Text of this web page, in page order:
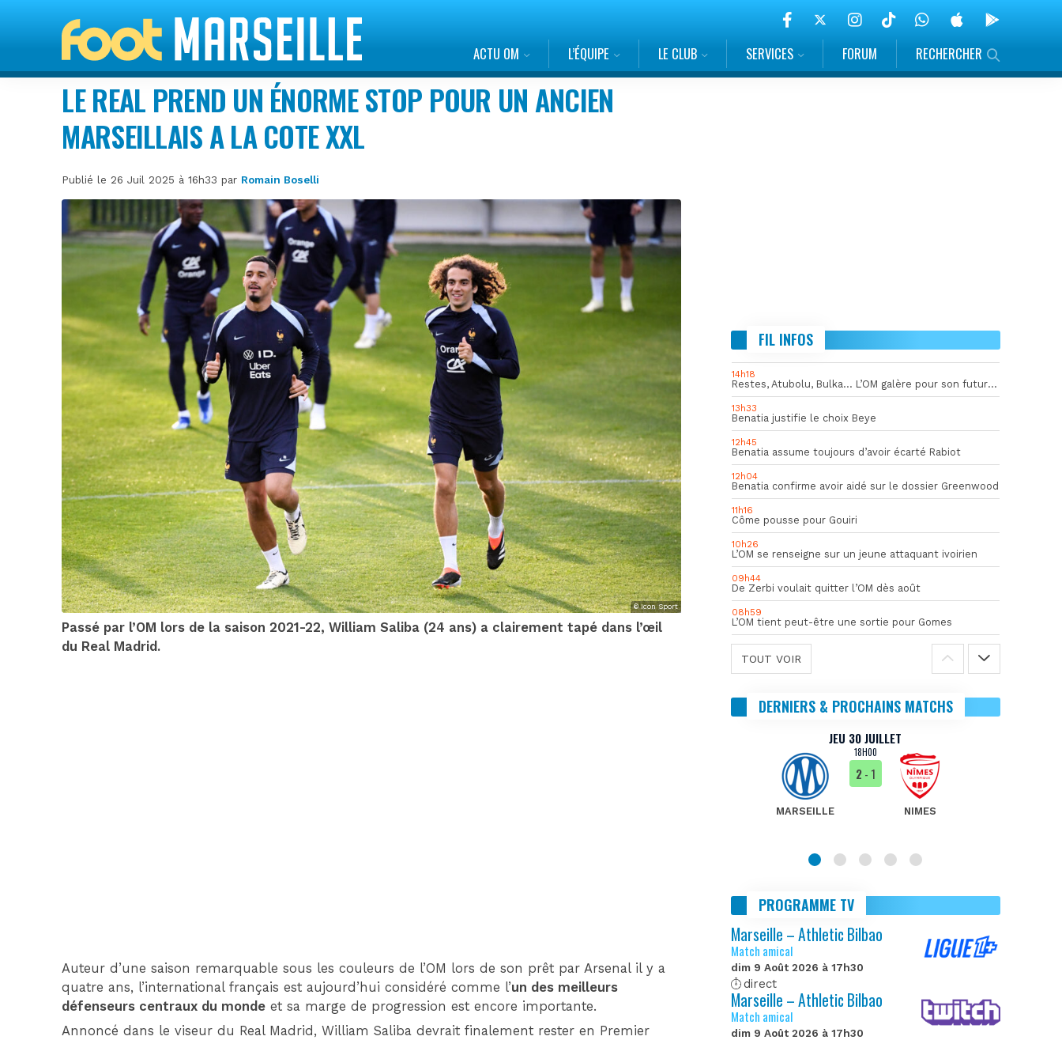
ACTU OM L’ÉQUIPE LE CLUB SERVICES FORUM RECHERCHER
LE REAL PREND UN ÉNORME STOP POUR UN ANCIEN
MARSEILLAIS A LA COTE XXL
Publié le 26 Juil 2025 à 16h33 par Romain Boselli
© Icon Sport
Passé par l’OM lors de la saison 2021-22, William Saliba (24 ans) a clairement tapé dans l’œil
du Real Madrid.
Auteur d’une saison remarquable sous les couleurs de l’OM lors de son prêt par Arsenal il y a
quatre ans, l’international français est aujourd’hui considéré comme l’un des meilleurs
défenseurs centraux du monde et sa marge de progression est encore importante.
Annoncé dans le viseur du Real Madrid, William Saliba devrait finalement rester en Premier
FIL INFOS
14h18
Restes, Atubolu, Bulka… L’OM galère pour son futur gardien numéro 1
13h33
Benatia justifie le choix Beye
12h45
Benatia assume toujours d’avoir écarté Rabiot
12h04
Benatia confirme avoir aidé sur le dossier Greenwood
11h16
Côme pousse pour Gouiri
10h26
L’OM se renseigne sur un jeune attaquant ivoirien
09h44
De Zerbi voulait quitter l’OM dès août
08h59
L’OM tient peut-être une sortie pour Gomes
TOUT VOIR
DERNIERS & PROCHAINS MATCHS
JEU 30 JUILLET
18H00
MARSEILLE
2- 1
NIMES
PROGRAMME TV
Marseille – Athletic Bilbao
Match amical
dim 9 Août 2026 à 17h30
direct
Marseille – Athletic Bilbao
Match amical
dim 9 Août 2026 à 17h30